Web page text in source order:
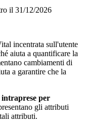
il 31/12/2026
incentrata sull'utente
aiuta a quantificare la
cambiamenti di
a garantire che la
per
gli attributi
attributi.